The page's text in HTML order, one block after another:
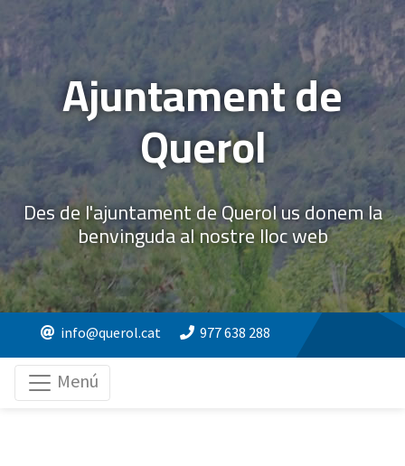
Ajuntament de
Querol
Des de l'ajuntament de Querol us donem la
benvinguda al nostre lloc web
info@querol.cat 977 638 288
Menú